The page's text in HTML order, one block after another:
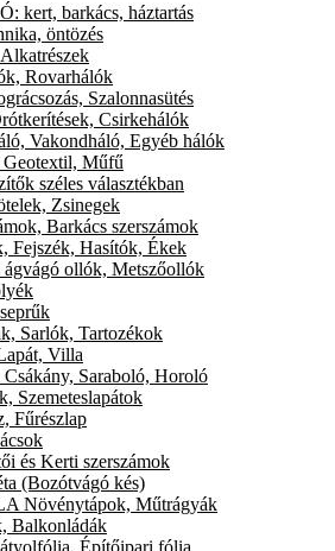
kert, barkács, háztartás
öntözés
Rovarhálók
Szalonnasütés
Csirkehálók
Vakondháló, Egyéb hálók
Geotextil, Műfű
széles választékban
Zsinegek
Barkács szerszámok
Fejszék, Hasítók, Ékek
ágvágó ollók, Metszőollók
Sarlók, Tartozékok
Villa
Csákány, Saraboló, Horoló
Szemeteslapátok
Fűrészlap
és Kerti szerszámok
(Bozótvágó kés)
Növénytápok, Műtrágyák
Balkonládák
Építőipari fólia